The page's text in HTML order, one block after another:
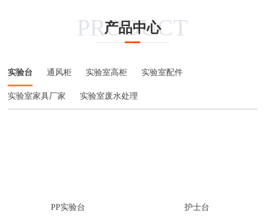
产品中心
PRODUCT
实验台 通风柜 实验室高柜 实验室配件
实验室家具厂家 实验室废水处理
PP实验台 护士台